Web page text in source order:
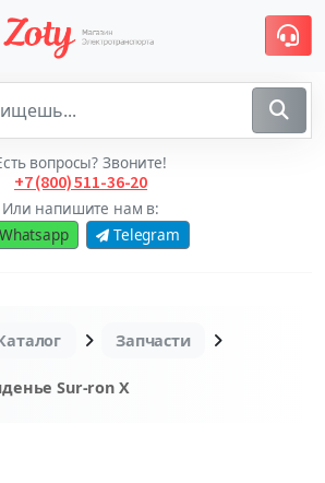
вопросы? Звоните!
+7 (800) 511-36-20
Или напишите нам в:
Whatsapp
Telegram
Запчасти
Sur-ron X